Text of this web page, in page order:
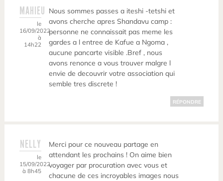
MAHIEU
le
16/09/2022
à
14h22
Nous sommes passes a iteshi -tetshi et
avons cherche apres Shandavu camp :
personne ne connaissait pas meme les
gardes a l entree de Kafue a Ngoma ,
aucune pancarte visible .Bref , nous
avons renonce a vous trouver malgre l
envie de decouvrir votre association qui
semble tres discrete !
RÉPONDRE
NELLY
le
15/09/2022
à 8h45
Merci pour ce nouveau partage en
attendant les prochains ! On aime bien
voyager par procuration avec vous et
chacune de ces incroyables images nous